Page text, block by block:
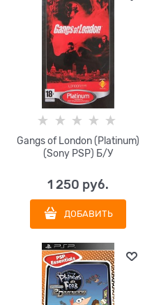
Gangs of London (Platinum)
(Sony PSP) Б/У
1 250 руб.
ДОБАВИТЬ